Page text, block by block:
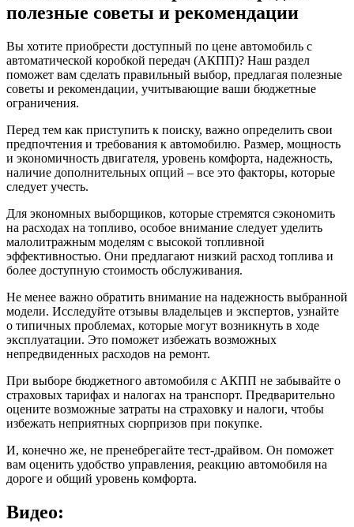
полезные советы и рекомендации
Вы хотите приобрести доступный по цене автомобиль с
автоматической коробкой передач (АКПП)? Наш раздел
поможет вам сделать правильный выбор, предлагая полезные
советы и рекомендации, учитывающие ваши бюджетные
ограничения.
Перед тем как приступить к поиску, важно определить свои
предпочтения и требования к автомобилю. Размер, мощность
и экономичность двигателя, уровень комфорта, надежность,
наличие дополнительных опций – все это факторы, которые
следует учесть.
Для экономных выборщиков, которые стремятся сэкономить
на расходах на топливо, особое внимание следует уделить
малолитражным моделям с высокой топливной
эффективностью. Они предлагают низкий расход топлива и
более доступную стоимость обслуживания.
Не менее важно обратить внимание на надежность выбранной
модели. Исследуйте отзывы владельцев и экспертов, узнайте
о типичных проблемах, которые могут возникнуть в ходе
эксплуатации. Это поможет избежать возможных
непредвиденных расходов на ремонт.
При выборе бюджетного автомобиля с АКПП не забывайте о
страховых тарифах и налогах на транспорт. Предварительно
оцените возможные затраты на страховку и налоги, чтобы
избежать неприятных сюрпризов при покупке.
И, конечно же, не пренебрегайте тест-драйвом. Он поможет
вам оценить удобство управления, реакцию автомобиля на
дороге и общий уровень комфорта.
Видео: